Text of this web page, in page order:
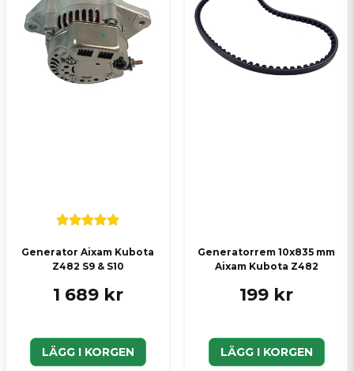
Generator Aixam Kubota
Z482 S9 & S10
1 689 kr
LÄGG I KORGEN
Generatorrem 10x835 mm
Aixam Kubota Z482
199 kr
LÄGG I KORGEN